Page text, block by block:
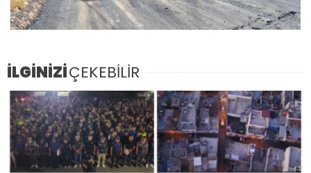
İLGİNİZİÇEKEBİLİR